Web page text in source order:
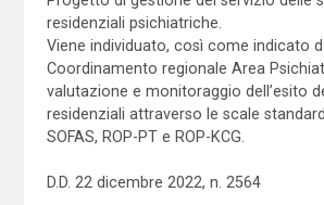
residenziali psichiatriche.
Viene individuato, così come indicato
Coordinamento regionale Area
valutazione e monitoraggio dell’esito
residenziali attraverso le scale
SOFAS, ROP-PT e ROP-KCG.
D.D. 22 dicembre 2022, n. 2564